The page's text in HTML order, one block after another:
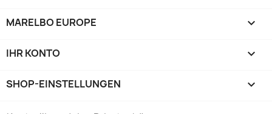
MARELBO EUROPE 
IHR KONTO 
SHOP-EINSTELLUNGEN keyboard_arrow_down